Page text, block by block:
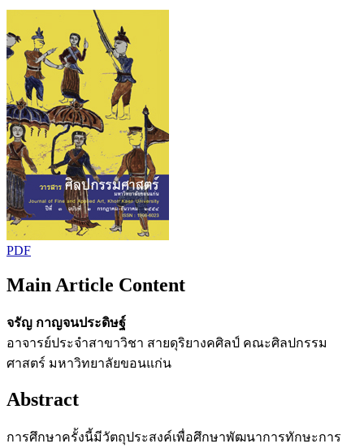
PDF
Main Article Content
จรัญ กาญจนประดิษฐ์
อาจารย์ประจำสาขาวิชา สายดุริยางคศิลป์ คณะศิลปกรรม
ศาสตร์ มหาวิทยาลัยขอนแก่น
Abstract
การศึกษาครั้งนี้มีวัตถุประสงค์เพื่อศึกษาพัฒนาการทักษะการ